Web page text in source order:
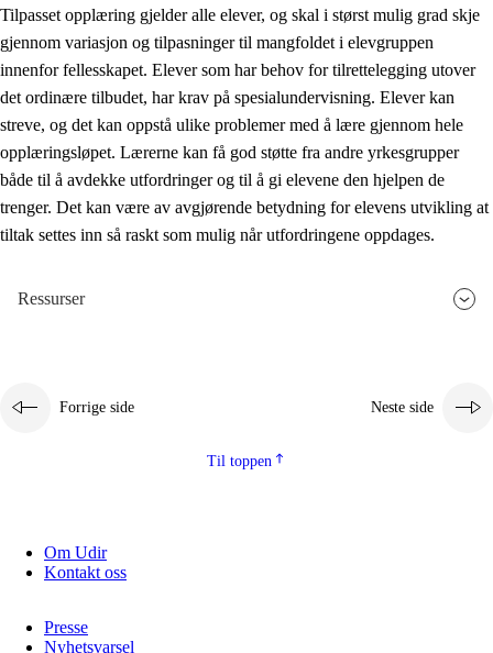
Tilpasset opplæring gjelder alle elever, og skal i størst mulig grad skje
gjennom variasjon og tilpasninger til mangfoldet i elevgruppen
innenfor fellesskapet. Elever som har behov for tilrettelegging utover
det ordinære tilbudet, har krav på spesialundervisning. Elever kan
streve, og det kan oppstå ulike problemer med å lære gjennom hele
opplæringsløpet. Lærerne kan få god støtte fra andre yrkesgrupper
både til å avdekke utfordringer og til å gi elevene den hjelpen de
trenger. Det kan være av avgjørende betydning for elevens utvikling at
tiltak settes inn så raskt som mulig når utfordringene oppdages.
Ressurser
Forrige side Neste side
Til toppen
Om Udir
Kontakt oss
Presse
Nyhetsvarsel